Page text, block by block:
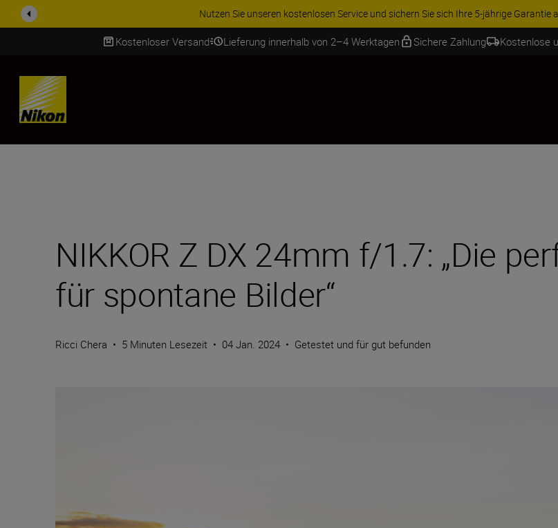
ZUBEHÖR IM ANGEBOT | Sparen Sie 15 % auf ausgewähltes Zubehör und
Kostenloser Versand Lieferung innerhalb von 2–4 Werktagen Sichere Zahlung Kostenlose
SKIP
NIKKOR Z DX 24mm f/1.7: „Die
für spontane Bilder“
Ricci Chera • 5 Minuten Lesezeit • 04 Jan. 2024 • Getestet und für gut befunden